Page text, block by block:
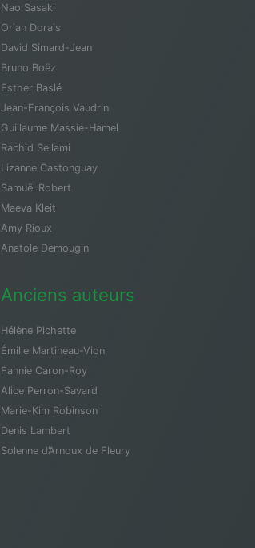
Nao Sasaki
Orian Dorais
David Simard-Jean
Bruno Boëz
Esther Baslé
Jean-François Vaudrin
Guillaume Massie-Hamel
Rachid Sellami
Lizanne Castonguay
Samuël Robert
Maeva Kleit
Amy Rioux
Anatole Demougin
Anciens auteurs
Hélène Pichette
Émilie Martineau-Vion
Fannie Caron-Roy
Alice Perron-Savard
Marie-Kim Robinson
Denis Lambert
Solenne d’Arnoux de Fleury